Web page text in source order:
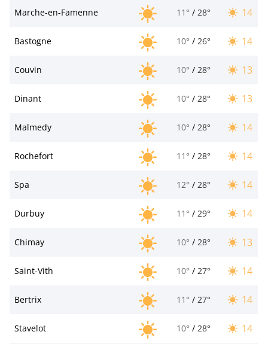
Marche-en-Famenne 11° / 28° 14
Bastogne 10° / 26° 14
Couvin 10° / 28° 13
Dinant 10° / 28° 13
Malmedy 10° / 28° 14
Rochefort 11° / 28° 14
Spa 12° / 28° 14
Durbuy 11° / 29° 14
Chimay 10° / 28° 13
Saint-Vith 10° / 27° 14
Bertrix 11° / 27° 14
Stavelot 10° / 28° 14